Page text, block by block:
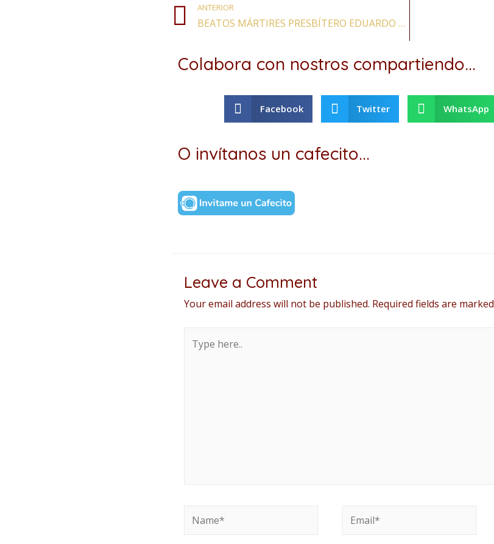
ANTERIOR
BEATOS MÁRTIRES PRESBÍTERO EDUARDO OLDCORNE Y HERMANO RODOLFO ASHLEY, JESUITAS
Colabora con nostros compartiendo...
Facebook Twitter WhatsApp
O invítanos un cafecito...
Leave a Comment
Your email address will not be published. Required fields are marked